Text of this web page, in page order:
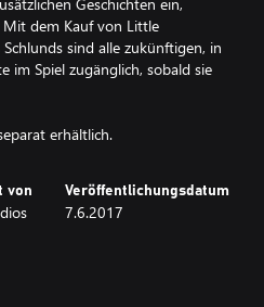
dem Kauf von Little
sind alle zukünftigen, in
im Spiel zugänglich, sobald sie
erhältlich.
von Veröffentlichungsdatum
7.6.2017